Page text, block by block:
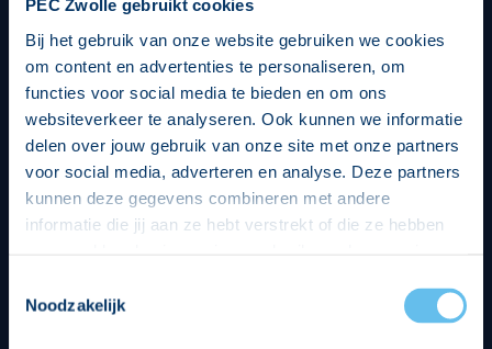
PEC Zwolle gebruikt cookies
Bij het gebruik van onze website gebruiken we cookies
om content en advertenties te personaliseren, om
functies voor social media te bieden en om ons
websiteverkeer te analyseren. Ook kunnen we informatie
delen over jouw gebruik van onze site met onze partners
voor social media, adverteren en analyse. Deze partners
kunnen deze gegevens combineren met andere
informatie die jij aan ze hebt verstrekt of die ze hebben
op een veilige en integere wijze. Je kunt je toestemming
beheren op de privacy- en cookieverklaring pagina.
Noodzakelijk